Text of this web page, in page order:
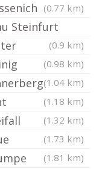
(0.77 km)
Steinfurt
(0.9 km)
(0.98 km)
(1.04 km)
(1.18 km)
(1.32 km)
(1.73 km)
(1.81 km)